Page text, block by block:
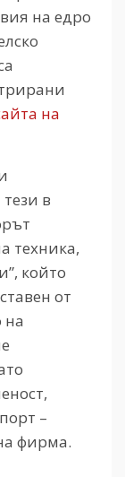
на едро
на
в
техника,
който
от
на
–
фирма.